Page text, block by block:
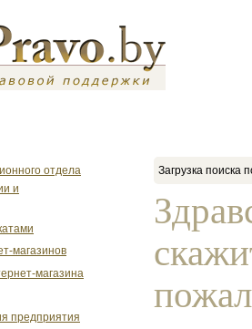
отдела
и
магазинов
магазина
предприятия
Загрузка поиска